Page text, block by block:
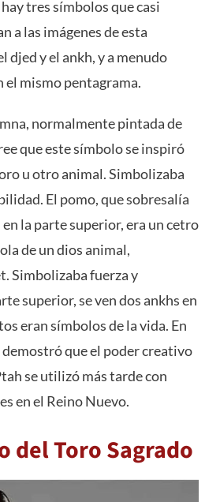
tres símbolos que casi
a las imágenes de esta
djed y el ankh, y a menudo
el mismo pentagrama.
normalmente pintada de
que este símbolo se inspiró
u otro animal. Simbolizaba
El pomo, que sobresalía
la parte superior, era un cetro
de un dios animal,
. Simbolizaba fuerza y ​​
superior, se ven dos ankhs en
eran símbolos de la vida. En
que el poder creativo
se utilizó más tarde con
en el Reino Nuevo.
del Toro Sagrado